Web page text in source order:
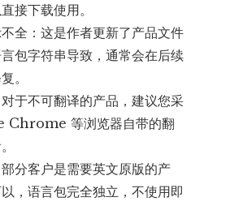
接下载使用。
全：这是作者更新了产品文件
包字符串导致，通常会在后续
。
于不可翻译的产品，建议您采
Chrome 等浏览器自带的翻
分客户是需要英文原版的产
，语言包完全独立，不使用即